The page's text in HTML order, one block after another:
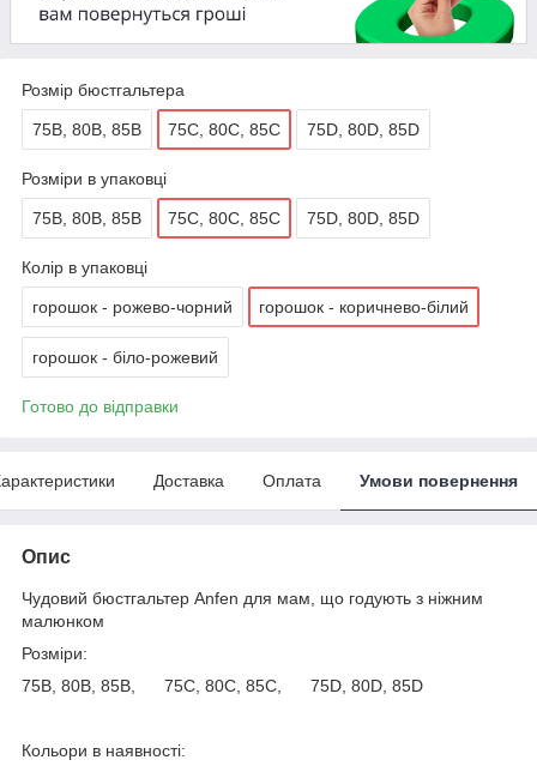
Розмір бюстгальтера
75B, 80B, 85B 75C, 80C, 85C 75D, 80D, 85D
Розміри в упаковці
75B, 80B, 85B 75C, 80C, 85C 75D, 80D, 85D
Колір в упаковці
горошок - рожево-чорний горошок - коричнево-білий
горошок - біло-рожевий
Готово до відправки
Доставка Оплата Умови повернення
Опис
Чудовий бюстгальтер Anfen для мам, що годують з ніжним
малюнком
Розміри:
75B, 80B, 85B, 75C, 80C, 85C, 75D, 80D, 85D
Кольори в наявності: